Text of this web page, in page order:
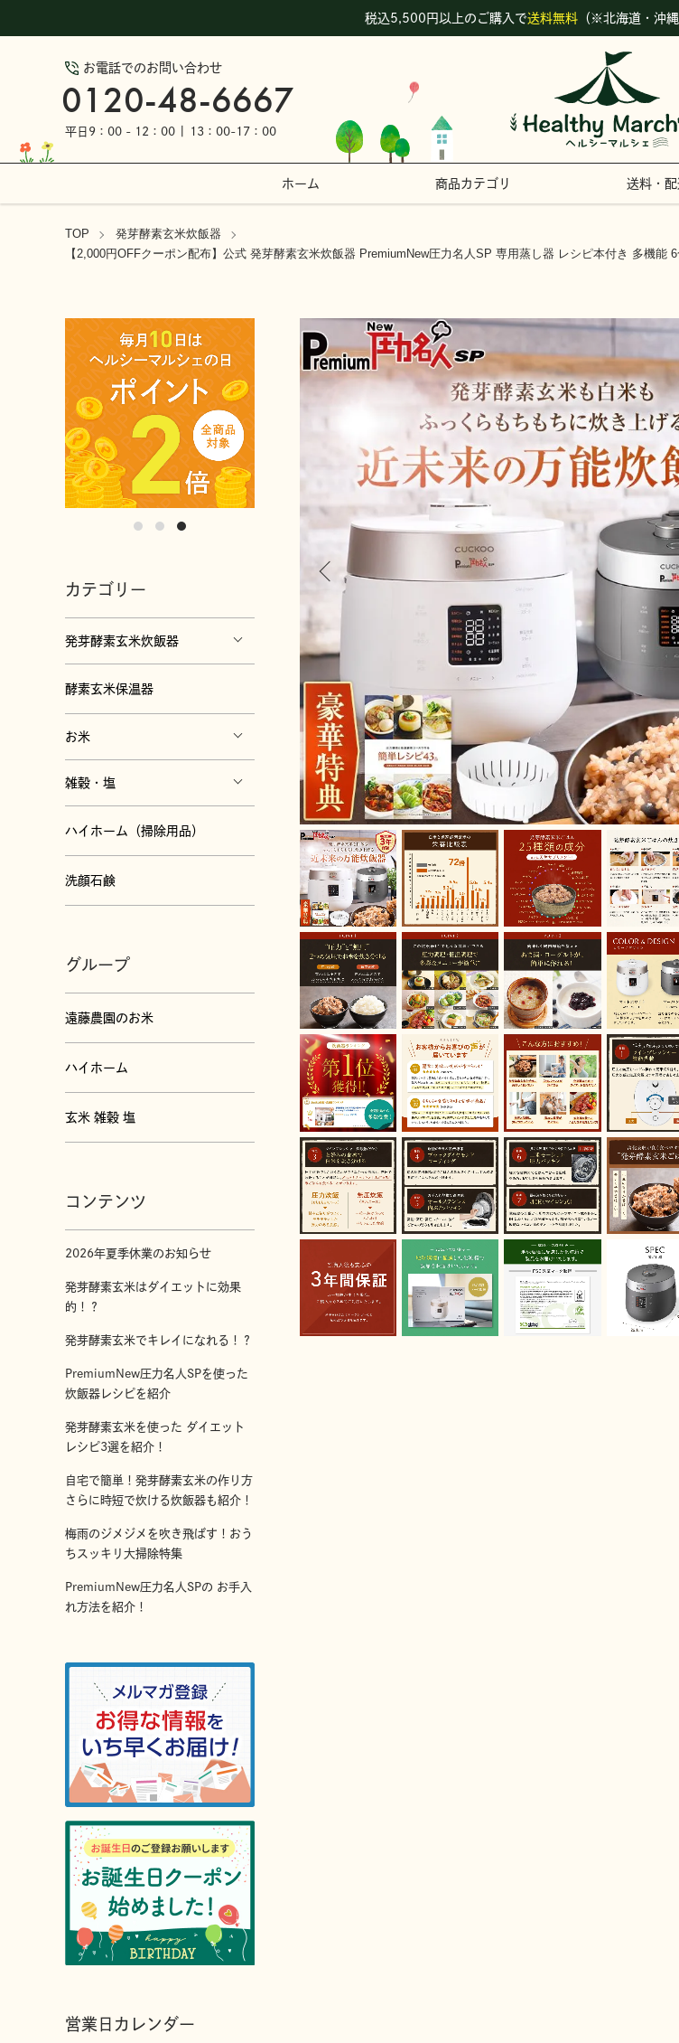
税込5,500円以上のご購入で送料無料（※北海道・沖縄
お電話でのお問い合わせ
0120-48-6667
平日9：00 - 12：00 | 13：00-17：00
ホーム 商品カテゴリ 送料・
TOP
発芽酵素玄米炊飯器
【2,000円OFFクーポン配布】公式 発芽酵素玄米炊飯器 PremiumNew圧力名人SP 専用蒸し器 レシピ本付き 多機
カテゴリー
発芽酵素玄米炊飯器
酵素玄米保温器
お米
雑穀・塩
ハイホーム（掃除用品）
洗顔石鹸
グループ
遠藤農園のお米
ハイホーム
玄米 雑穀 塩
コンテンツ
2026年夏季休業のお知らせ
発芽酵素玄米はダイエットに効果
的！？
発芽酵素玄米でキレイになれる！？
PremiumNew圧力名人SPを使った
炊飯器レシピを紹介
発芽酵素玄米を使った ダイエット
レシピ3選を紹介！
自宅で簡単！発芽酵素玄米の作り方
さらに時短で炊ける炊飯器も紹介！
梅雨のジメジメを吹き飛ばす！おう
ちスッキリ大掃除特集
PremiumNew圧力名人SPの お手入
れ方法を紹介！
営業日カレンダー